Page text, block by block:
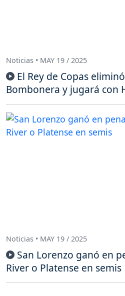
Noticias • MAY 19 / 2025
El Rey de Copas
Bombonera y jugará con
Noticias • MAY 19 / 2025
San Lorenzo ganó en
River o Platense en semis